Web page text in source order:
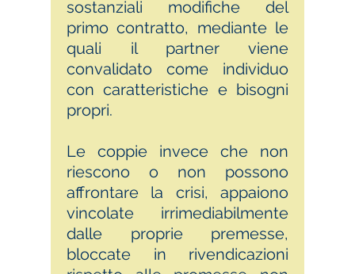
sostanziali modifiche del
primo contratto, mediante le
quali il partner viene
convalidato come individuo
con caratteristiche e bisogni
propri.
Le coppie invece che non
riescono o non possono
affrontare la crisi, appaiono
vincolate irrimediabilmente
dalle proprie premesse,
bloccate in rivendicazioni